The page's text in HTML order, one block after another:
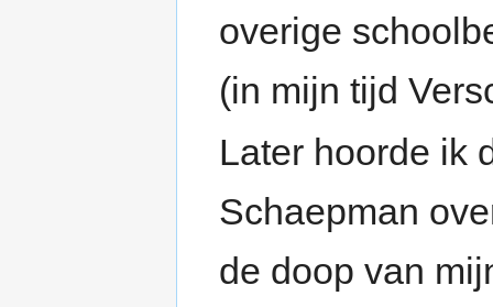
overige
(in mijn tijd
Later hoorde ik
Schaepman
de doop van